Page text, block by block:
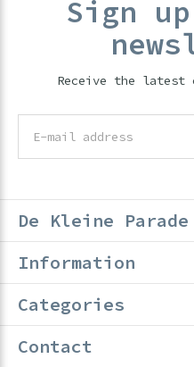
Sign
Receive the latest
De Kleine Parade
Information
Categories
Contact